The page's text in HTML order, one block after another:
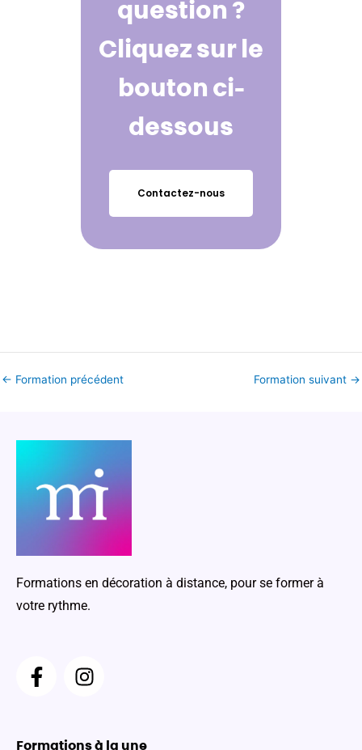
question ?
Cliquez sur le
bouton ci-
dessous
Contactez-nous
← Formation précédent Formation suivant →
Formations en décoration à distance, pour se former à
votre rythme.
F
a
I
n
Formations à la une